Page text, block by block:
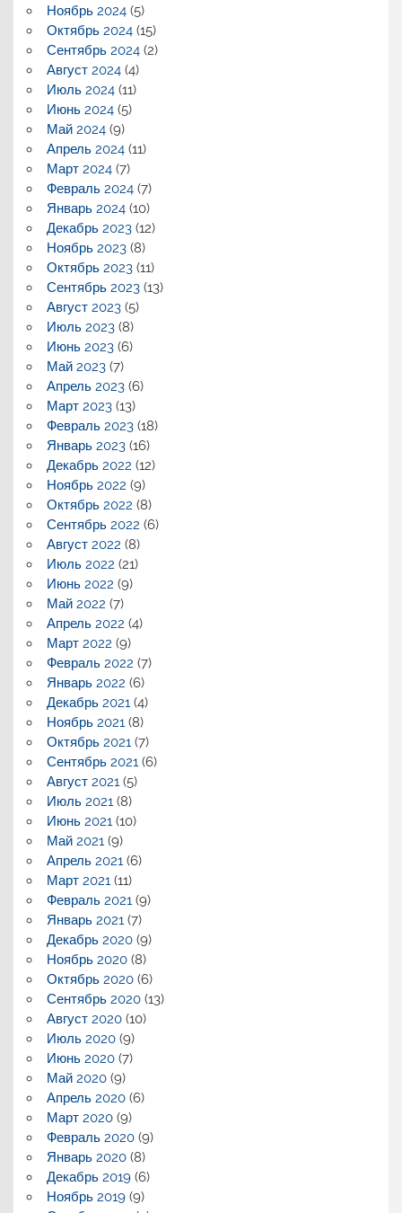
Ноябрь 2024(5)
Октябрь 2024(15)
Сентябрь 2024(2)
Август 2024(4)
Июль 2024(11)
Июнь 2024(5)
Май 2024(9)
Апрель 2024(11)
Март 2024(7)
Февраль 2024(7)
Январь 2024(10)
Декабрь 2023(12)
Ноябрь 2023(8)
Октябрь 2023(11)
Сентябрь 2023(13)
Август 2023(5)
Июль 2023(8)
Июнь 2023(6)
Май 2023(7)
Апрель 2023(6)
Март 2023(13)
Февраль 2023(18)
Январь 2023(16)
Декабрь 2022 (12)
Ноябрь 2022 (9)
Октябрь 2022 (8)
Сентябрь 2022 (6)
Август 2022 (8)
Июль 2022 (21)
Июнь 2022 (9)
Май 2022 (7)
Апрель 2022 (4)
Март 2022 (9)
Февраль 2022 (7)
Январь 2022 (6)
Декабрь 2021(4)
Ноябрь 2021(8)
Октябрь 2021(7)
Сентябрь 2021(6)
Август 2021(5)
Июль 2021(8)
Июнь 2021(10)
Май 2021(9)
Апрель 2021(6)
Март 2021(11)
Февраль 2021(9)
Январь 2021(7)
Декабрь 2020(9)
Ноябрь 2020(8)
Октябрь 2020(6)
Сентябрь 2020(13)
Август 2020(10)
Июль 2020(9)
Июнь 2020(7)
Май 2020(9)
Апрель 2020(6)
Март 2020(9)
Февраль 2020(9)
Январь 2020(8)
Декабрь 2019(6)
Ноябрь 2019(9)